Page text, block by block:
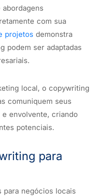
com sua
projetos demonstra
podem ser adaptadas
local, o copywriting
comuniquem seus
envolvente, criando
potenciais.
para
para negócios locais